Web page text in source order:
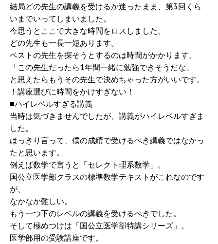
結局どの先生の講義を受けるか迷ったまま、第3回くら
いまでいってしまいました。
今思うとここで大きな時間をロスしました。
どの先生も一長一短あります。
ベストの先生を探そうとするのは時間がかかります。
「この先生だったら1年間一緒に勉強できそうだな」
と思えたらもうその先生で決めちゃった方がいいです。
！講座選びに時間をかけすぎない！
■ハイレベルすぎる講義
当時は気づきませんでしたが、講義がハイレベルすぎま
した。
はっきり言って、僕の成績で受けるべき講義ではなかっ
たと思います。
例えば数学で言うと「セレクト理系数学」。
国公立医学部クラスの標準数学テキストがこれなのです
が、
なかなか難しい。
もう一つ下のレベルの講義を受けるべきでした。
そして極めつけは「国公立医学部特講シリーズ」。
医学部用の受験講座です。